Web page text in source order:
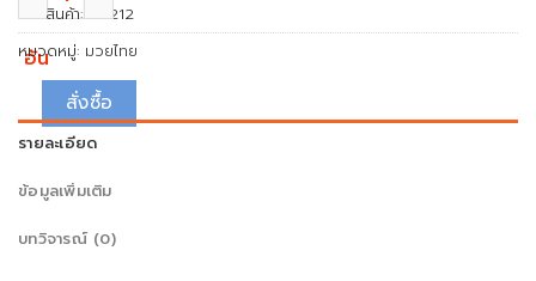
อัน
สั่งซื้อ
รหัสสินค้า:NS212
หมวดหมู่: มวยไทย
รายละเอียด
ข้อมูลเพิ่มเติม
บทวิจารณ์ (0)